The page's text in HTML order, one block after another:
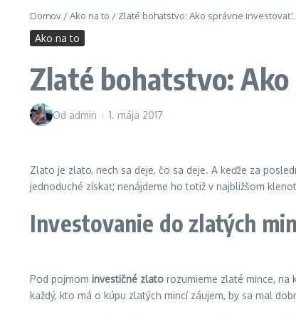
Domov /Ako na to / Zlaté bohatstvo: Ako správne investovať…
Ako na to
Zlaté bohatstvo:
Od admin 1. mája 2017
Zlato je zlato, nech sa deje, čo sa deje. A keďže za
jednoduché získať, nenájdeme ho totiž v najbližšom
Investovanie do zlatých
Pod pojmom investičné zlato rozumieme zlaté mince, na
každý, kto má o kúpu zlatých mincí záujem, by sa mal